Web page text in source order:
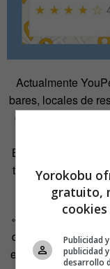
Actualmente
bares, locales de
comerciales de
españolas como
Bilbao y A Coruña
tanto las ciudades
«Decidimos que
de ofrecer
el usuario. Son las
Yorokobu
gratuito,
Publicidad
publicidad
desarrollo